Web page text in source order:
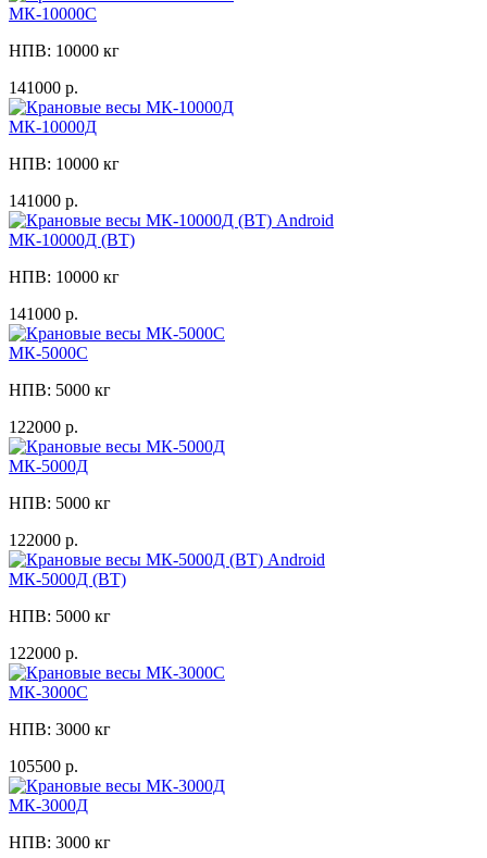
МК-10000C
НПВ: 10000 кг
141000 р.
МК-10000Д
НПВ: 10000 кг
141000 р.
МК-10000Д (ВТ)
НПВ: 10000 кг
141000 р.
МК-5000C
НПВ: 5000 кг
122000 р.
МК-5000Д
НПВ: 5000 кг
122000 р.
МК-5000Д (ВТ)
НПВ: 5000 кг
122000 р.
МК-3000C
НПВ: 3000 кг
105500 р.
МК-3000Д
НПВ: 3000 кг